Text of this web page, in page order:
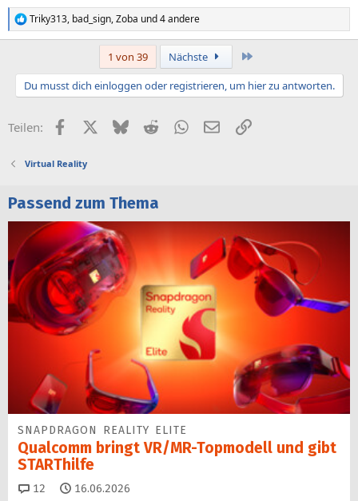
R
e
t
o
e
Triky313, bad_sign,Zoba und 4 andere
1 von 39 Nächste
Du musst dich einloggen oder registrieren, um hier zu antworten.
Teilen: FacebookX (Twitter)
BlueskyRedditWhatsApp
E-MailLink
Virtual Reality
Passend zum Thema
SNAPDRAGON REALITY ELITE
Qualcomm bringt VR/MR-Topmodell und gibt
STARThilfe
12 Kommentare
16.06.2026